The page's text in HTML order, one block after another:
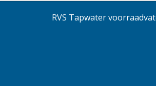
RVS Tapwater